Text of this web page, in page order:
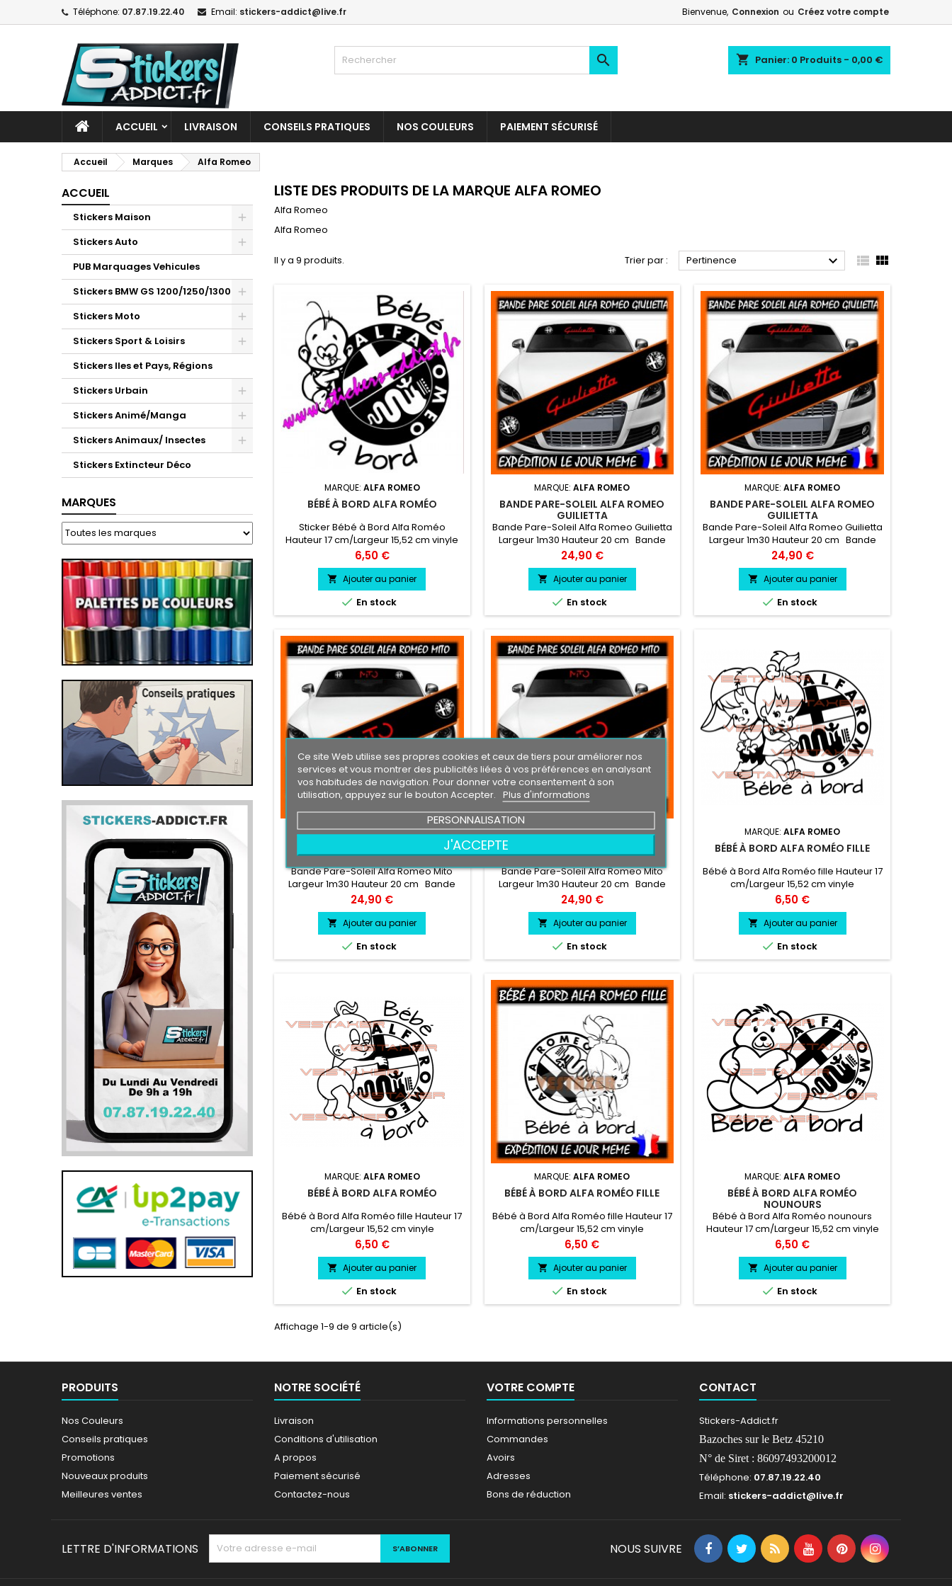
Téléphone: 07.87.19.22.40 Email: stickers-addict@live.fr Bienvenue, Connexion ou Créez votre compte
shopping_cart Panier: 0 Produits - 0,00 €

ACCUEIL LIVRAISON CONSEILS PRATIQUES NOS COULEURS PAIEMENT SÉCURISÉ
Accueil Marques Alfa Romeo
ACCUEIL
Stickers Maison
Stickers Auto
PUB Marquages Vehicules
Stickers BMW GS 1200/1250/1300
Stickers Moto
Stickers Sport & Loisirs
Stickers Iles et Pays, Régions
Stickers Urbain
Stickers Animé/Manga
Stickers Animaux/ Insectes
Stickers Extincteur Déco
MARQUES
LISTE DES PRODUITS DE LA MARQUE ALFA ROMEO
Alfa Romeo
Alfa Romeo
Il y a 9 produits. Trier par : Pertinence   
MARQUE: ALFA ROMEO
BÉBÉ À BORD ALFA ROMÉO
Sticker Bébé à Bord Alfa Roméo
Hauteur 17 cm/Largeur 15,52 cm vinyle
professionnel très résistant résiste a
l'eau, essence, chaleur, froid.
Prix
6,50 €
 Ajouter au panier
 En stock
MARQUE:ALFA ROMEO
BANDE PARE-SOLEIL ALFA ROMEO
GUILIETTA
Bande Pare-Soleil Alfa Romeo Guilietta
Largeur 1m30 Hauteur 20 cm Bande
Pare soleil couleur au choix Logo Alfa
Romeo Guilietta couleur au choix
Prix
24,90 €
 Ajouter au panier
 En stock
MARQUE:ALFA ROMEO
BANDE PARE-SOLEIL ALFA ROMEO
GUILIETTA
Bande Pare-Soleil Alfa Romeo Guilietta
Largeur 1m30 Hauteur 20 cm Bande
Pare soleil couleur au choix Logo Alfa
Romeo Guilietta couleur au choix
Prix
24,90 €
 Ajouter au panier
 En stock
MARQUE:ALFA ROMEO
BANDE PARE-SOLEIL ALFA ROMEO
MITO
Bande Pare-Soleil Alfa Romeo Mito
Largeur 1m30 Hauteur 20 cm Bande
Pare soleil couleur au choix Logo Alfa
Romeo Mito couleur au choix
Prix
24,90 €
 Ajouter au panier
 En stock
MARQUE:ALFA ROMEO
BANDE PARE-SOLEIL ALFA ROMEO
MITO
Bande Pare-Soleil Alfa Romeo Mito
Largeur 1m30 Hauteur 20 cm Bande
Pare soleil couleur au choix Logo Alfa
Romeo Mito couleur au choix
Prix
24,90 €
 Ajouter au panier
 En stock
MARQUE:ALFA ROMEO
BÉBÉ À BORD ALFA ROMÉO FILLE
Bébé à Bord Alfa Roméo fille Hauteur 17
cm/Largeur 15,52 cm vinyle
professionnel très résistant résiste a
l'eau, essence, chaleur, froid.
Prix
6,50 €
 Ajouter au panier
 En stock
MARQUE: ALFA ROMEO
BÉBÉ À BORD ALFA ROMÉO
Bébé à Bord Alfa Roméo fille Hauteur 17
cm/Largeur 15,52 cm vinyle
professionnel très résistant résiste a
l'eau, essence, chaleur, froid.
Prix
6,50 €
 Ajouter au panier
 En stock
MARQUE:ALFA ROMEO
BÉBÉ À BORD ALFA ROMÉO FILLE
Bébé à Bord Alfa Roméo fille Hauteur 17
cm/Largeur 15,52 cm vinyle
professionnel très résistant résiste a
l'eau, essence, chaleur, froid.
Prix
6,50 €
 Ajouter au panier
 En stock
MARQUE:ALFA ROMEO
BÉBÉ À BORD ALFA ROMÉO
NOUNOURS
Bébé à Bord Alfa Roméo nounours
Hauteur 17 cm/Largeur 15,52 cm vinyle
professionnel très résistant résiste a
l'eau, essence, chaleur, froid.
Prix
6,50 €
 Ajouter au panier
 En stock
Affichage 1-9 de 9 article(s)
PRODUITS
Nos Couleurs
Conseils pratiques
Promotions
Nouveaux produits
Meilleures ventes
NOTRE SOCIÉTÉ
Livraison
Conditions d'utilisation
A propos
Paiement sécurisé
Contactez-nous
VOTRE COMPTE
Informations personnelles
Commandes
Avoirs
Adresses
Bons de réduction
CONTACT
Stickers-Addict.fr
Bazoches sur le Betz 45210
N° de Siret : 86097493200012
Téléphone: 07.87.19.22.40
Email: stickers-addict@live.fr
Ce site Web utilise ses propres cookies et ceux de tiers pour améliorer nos
services et vous montrer des publicités liées à vos préférences en analysant
vos habitudes de navigation. Pour donner votre consentement à son
utilisation, appuyez sur le bouton Accepter. Plus d'informations
PERSONNALISATION
J'ACCEPTE
LETTRE D'INFORMATIONS NOUS SUIVRE